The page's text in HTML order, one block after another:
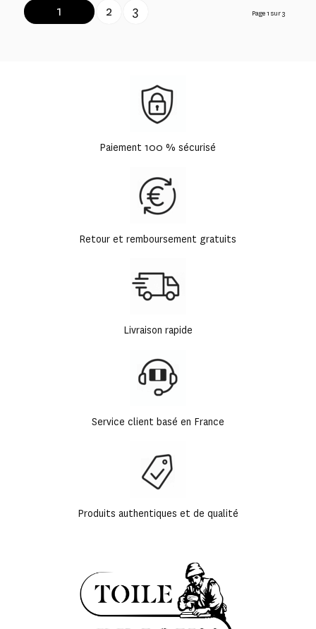
Page 1 sur 3
1 2 3
Paiement 100 % sécurisé
Retour et remboursement gratuits
Livraison rapide
Service client basé en France
Produits authentiques et de qualité